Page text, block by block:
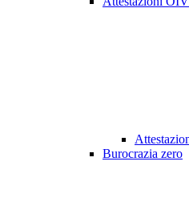
Burocrazia zero